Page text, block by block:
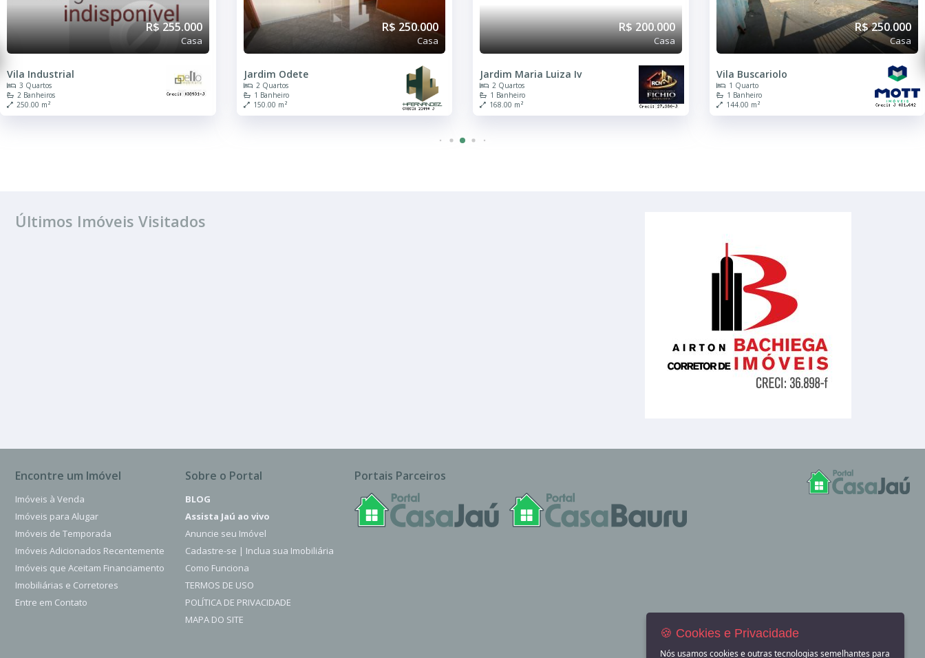
R$ 255.000
Casa
Vila Industrial
3 Quartos
2 Banheiros
250.00 m²
R$ 250.000
Casa
Jardim Odete
2 Quartos
1 Banheiro
150.00 m²
R$ 200.000
Casa
Jardim Maria Luiza Iv
2 Quartos
1 Banheiro
168.00 m²
R$ 250.000
Casa
Vila Buscariolo
1 Quarto
1 Banheiro
144.00 m²
Últimos Imóveis Visitados
Encontre um Imóvel
Imóveis à Venda
Imóveis para Alugar
Imóveis de Temporada
Imóveis Adicionados Recentemente
Imóveis que Aceitam Financiamento
Imobiliárias e Corretores
Entre em Contato
Sobre o Portal
BLOG
Assista Jaú ao vivo
Anuncie seu Imóvel
Cadastre-se | Inclua sua Imobiliária
Como Funciona
TERMOS DE USO
POLÍTICA DE PRIVACIDADE
MAPA DO SITE
Portais Parceiros
🍪 Cookies e Privacidade
Nós usamos cookies e outras tecnologias semelhantes para